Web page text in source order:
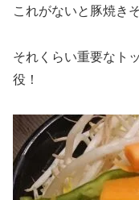
これがないと豚焼き
それくらい重要なト
役！